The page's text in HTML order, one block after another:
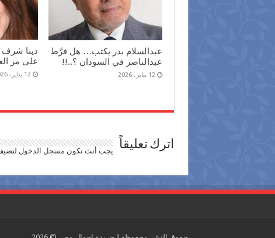
عبدالسلام بدر يكتب… هل فرَّط
عبدالناصر في السودان ؟..!!
12 يناير، 2026
دينا
على مر
12 يناير، 2026
اترك تعليقاً يجب أنت تكون مسجل الدخول